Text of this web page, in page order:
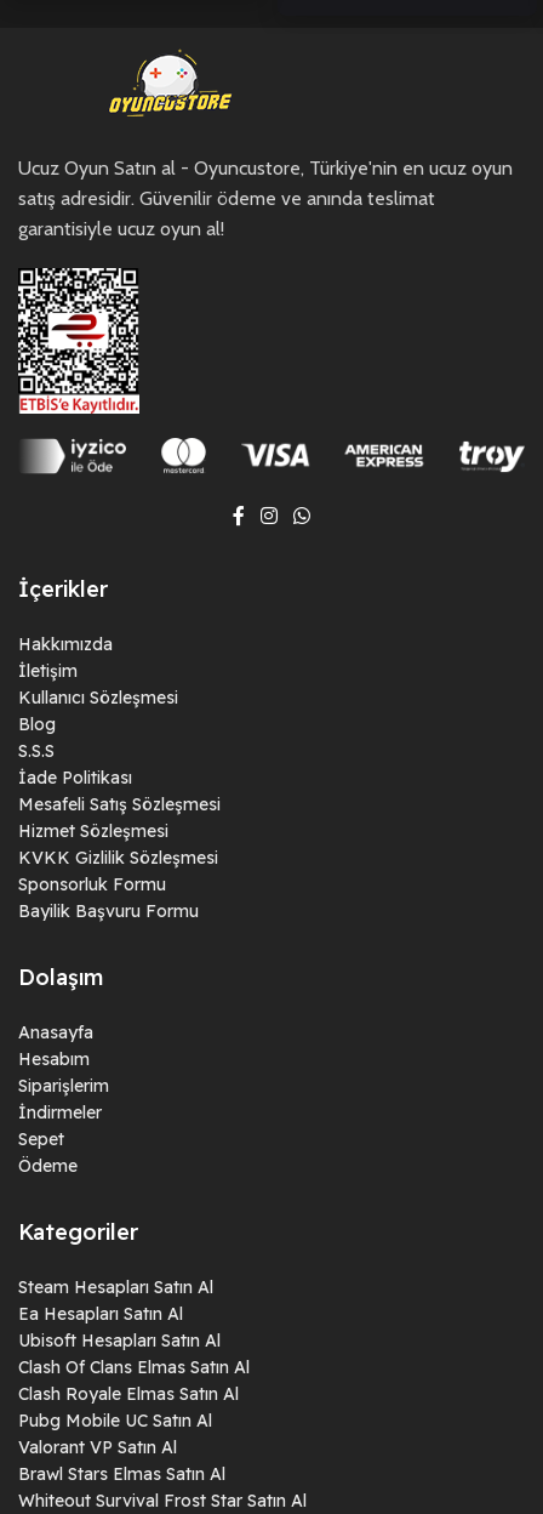
Ucuz Oyun Satın al - Oyuncustore, Türkiye'nin en ucuz oyun
satış adresidir. Güvenilir ödeme ve anında teslimat
garantisiyle ucuz oyun al!
İçerikler
Hakkımızda
İletişim
Kullanıcı Sözleşmesi
Blog
S.S.S
İade Politikası
Mesafeli Satış Sözleşmesi
Hizmet Sözleşmesi
KVKK Gizlilik Sözleşmesi
Sponsorluk Formu
Bayilik Başvuru Formu
Dolaşım
Anasayfa
Hesabım
Siparişlerim
İndirmeler
Sepet
Ödeme
Kategoriler
Steam Hesapları Satın Al
Ea Hesapları Satın Al
Ubisoft Hesapları Satın Al
Clash Of Clans Elmas Satın Al
Clash Royale Elmas Satın Al
Pubg Mobile UC Satın Al
Valorant VP Satın Al
Brawl Stars Elmas Satın Al
Whiteout Survival Frost Star Satın Al